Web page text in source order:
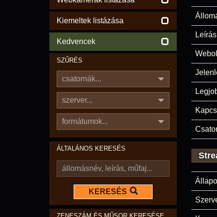
Kiemeltek listázása
Kedvencek
SZŰRÉS
csatornák...
szerver...
formátumok...
ÁLTALÁNOS KERESÉS
KERESÉS